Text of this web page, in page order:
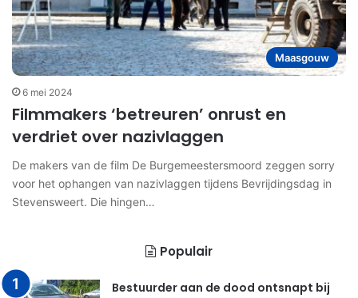
Maasgouw
6 mei 2024
Filmmakers ‘betreuren’ onrust en
verdriet over nazivlaggen
De makers van de film De Burgemeestersmoord zeggen sorry
voor het ophangen van nazivlaggen tijdens Bevrijdingsdag in
Stevensweert. Die hingen…
Populair
Bestuurder aan de dood ontsnapt bij